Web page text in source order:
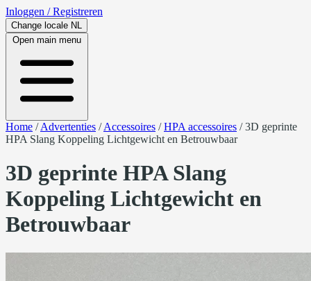
Inloggen / Registreren
Change locale NL
Open main menu
Home /Advertenties /Accessoires /HPA accessoires /3D geprinte
HPA Slang Koppeling Lichtgewicht en Betrouwbaar
3D geprinte HPA Slang
Koppeling Lichtgewicht en
Betrouwbaar